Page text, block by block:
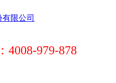
4008-979-878